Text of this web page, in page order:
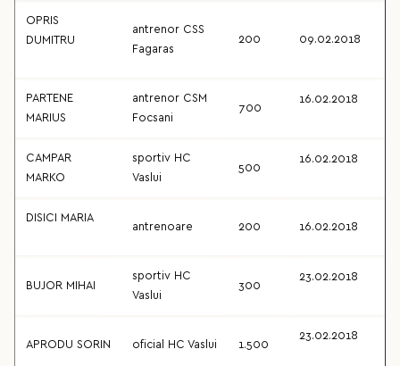
OPRIS
DUMITRU
antrenor CSS
Fagaras
200 09.02.2018
PARTENE
MARIUS
antrenor CSM
Focsani
700
16.02.2018
CAMPAR
MARKO
sportiv HC
Vaslui
500
16.02.2018
DISICI MARIA
antrenoare 200 16.02.2018
BUJOR MIHAI
sportiv HC
Vaslui
300
23.02.2018
APRODU SORIN oficial HC Vaslui 1.500
23.02.2018